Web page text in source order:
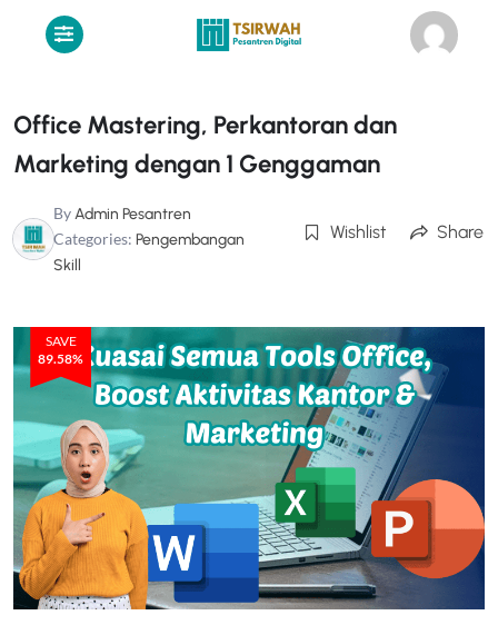
Office Mastering, Perkantoran dan
Marketing dengan 1 Genggaman
ByAdmin Pesantren
Categories:Pengembangan
Skill
Wishlist Share
SAVE
89.58%